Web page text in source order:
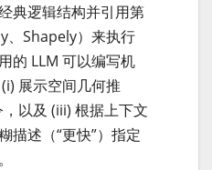
典逻辑结构并引用第
、Shapely）来执行
的 LLM 可以编写机
展示空间几何推
以及 (iii) 根据上下文
描述（“更快”）指定